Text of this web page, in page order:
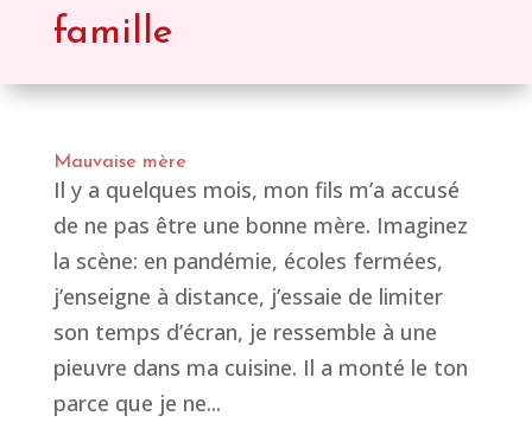
famille
Mauvaise mère
Il y a quelques mois, mon fils m’a accusé
de ne pas être une bonne mère. Imaginez
la scène: en pandémie, écoles fermées,
j’enseigne à distance, j’essaie de limiter
son temps d’écran, je ressemble à une
pieuvre dans ma cuisine. Il a monté le ton
parce que je ne...